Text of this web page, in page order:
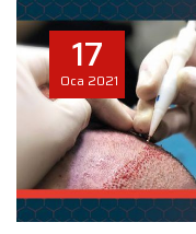
17
Oca 2021